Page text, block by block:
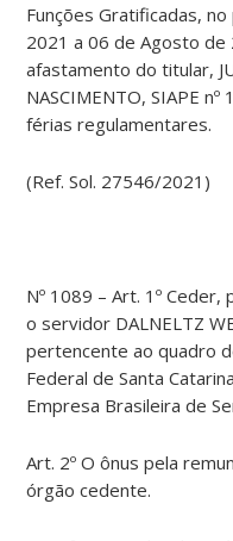
Funções Gratificadas,
2021 a 06 de Agosto
afastamento do titular,
NASCIMENTO, SIAPE
férias regulamentares.
(Ref. Sol. 27546/2021)
Nº 1089 – Art. 1º
o servidor DALNELTZ
pertencente ao quadro
Federal de Santa
Empresa Brasileira de
Art. 2º O ônus pela
órgão cedente.